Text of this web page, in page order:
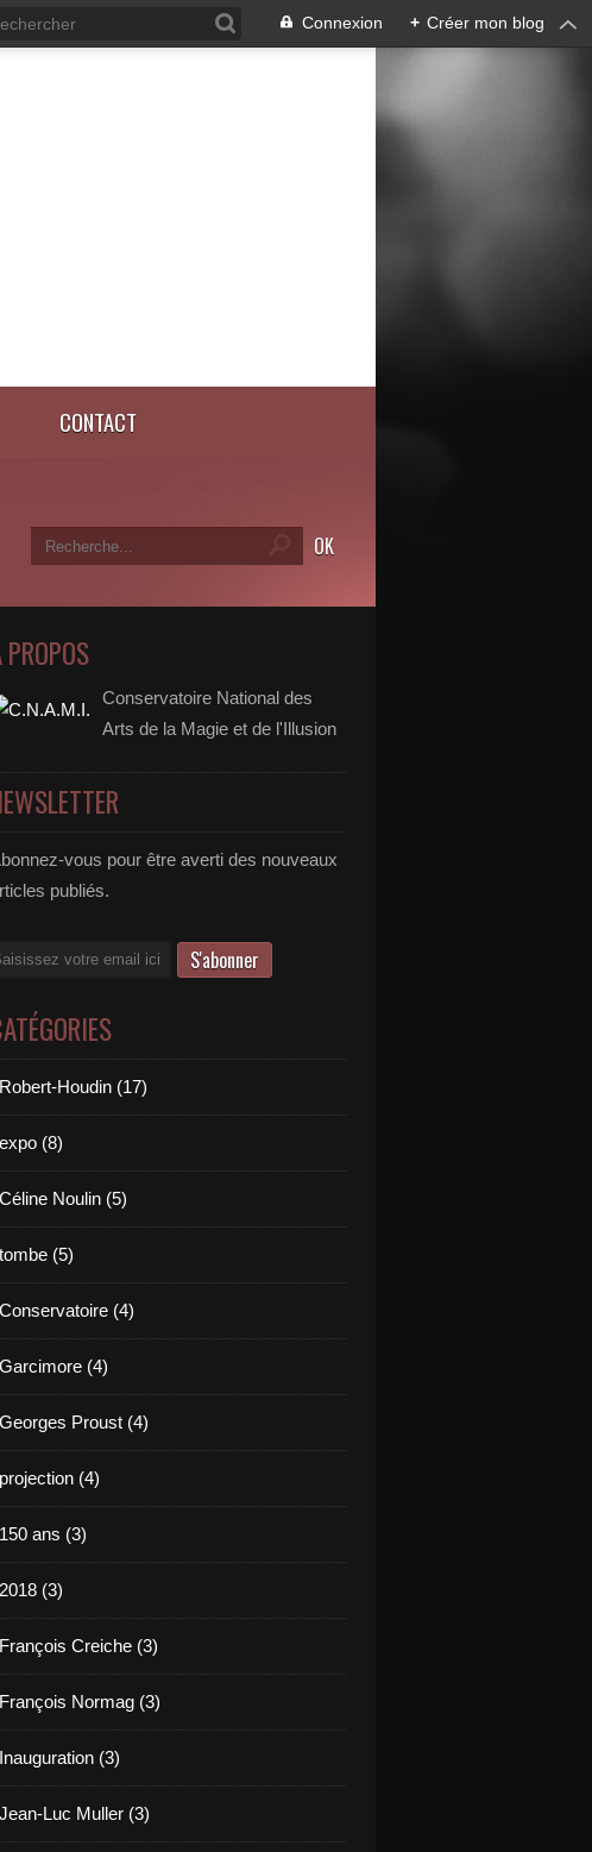
Connexion + Créer mon blog
CONTACT
PROPOS
Conservatoire National des
Arts de la Magie et de l'Illusion
vous pour être averti des nouveaux
publiés.
Houdin (17)
(8)
Noulin (5)
(5)
(4)
(4)
Proust (4)
(4)
ans (3)
(3)
Creiche (3)
Normag (3)
(3)
Luc Muller (3)